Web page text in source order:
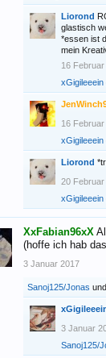
Liorond
glastisch
*essen ist
mein
16
xGigileeein
16
xGigileeein
Liorond
20 Februar
xGigileeein
XxFabian96xX
(hoffe ich hab
3 Januar 2017
Sanoj125/Jonas und
3 Januar
Sanoj125/